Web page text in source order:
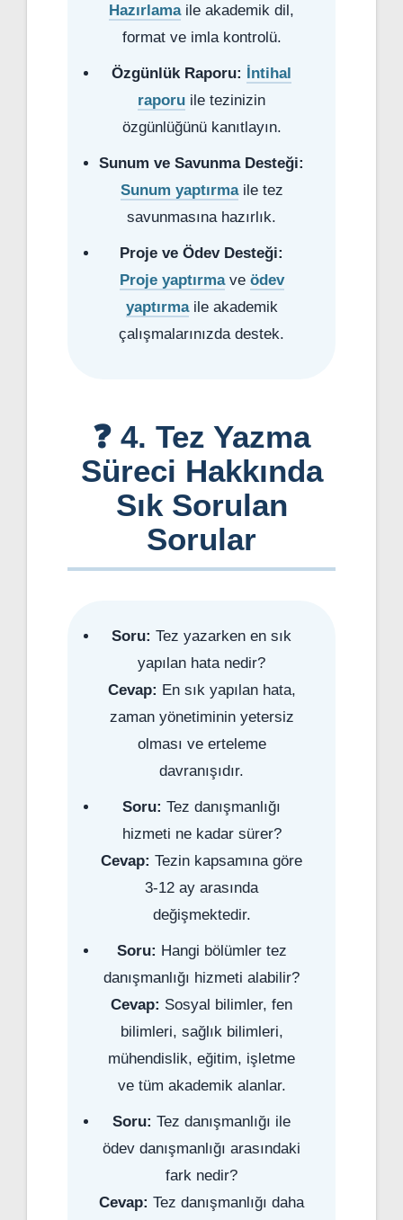
Hazırlamaile akademik dil,
format ve imla kontrolü.
Özgünlük Raporu:
İntihal
raporu ile tezinizin
özgünlüğünü kanıtlayın.
Sunum ve Savunma Desteği:
Sunum yaptırmaile tez
savunmasına hazırlık.
Proje ve Ödev Desteği:
Proje yaptırmave ödev
yaptırmaile akademik
çalışmalarınızda destek.
❓ 4. Tez Yazma
Süreci Hakkında
Sık Sorulan
Sorular
Soru: Tez yazarken en sık
yapılan hata nedir?
Cevap: En sık yapılan hata,
zaman yönetiminin yetersiz
olması ve erteleme
davranışıdır.
Soru: Tez danışmanlığı
hizmeti ne kadar sürer?
Cevap: Tezin kapsamına göre
3-12 ay arasında
değişmektedir.
Soru: Hangi bölümler tez
danışmanlığı hizmeti alabilir?
Cevap: Sosyal bilimler, fen
bilimleri, sağlık bilimleri,
mühendislik, eğitim, işletme
ve tüm akademik alanlar.
Soru: Tez danışmanlığı ile
ödev danışmanlığı arasındaki
fark nedir?
Cevap: Tez danışmanlığı daha